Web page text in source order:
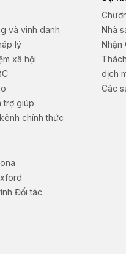
và vinh danh
lý
xã hội
trợ giúp
chính thức
Đối tác
Nhà
Nhận
dịch
Các